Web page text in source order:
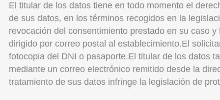
El titular de los datos tiene en todo momento el
de sus datos, en los términos recogidos en la
revocación del consentimiento prestado en su caso
dirigido por correo postal al establecimiento.El
fotocopia del DNI o pasaporte.El titular de los datos
mediante un correo electrónico remitido desde la
tratamiento de sus datos infringe la legislación de